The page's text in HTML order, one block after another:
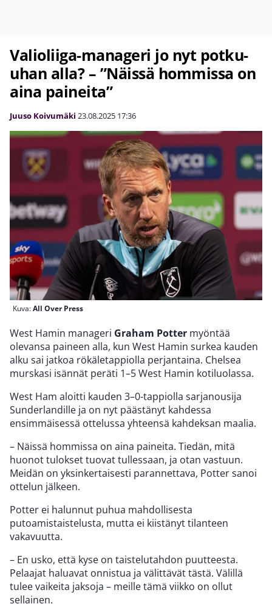
Valioliiga-manageri jo nyt potku-
uhan alla? – ”Näissä hommissa on
aina paineita”
Juuso Koivumäki 23.08.2025 17:36
Kuva:All Over Press
West Hamin manageri Graham Potter myöntää
olevansa paineen alla, kun West Hamin surkea kauden
alku sai jatkoa rökäletappiolla perjantaina. Chelsea
murskasi isännät peräti 1–5 West Hamin kotiluolassa.
West Ham aloitti kauden 3–0-tappiolla sarjanousija
Sunderlandille ja on nyt päästänyt kahdessa
ensimmäisessä ottelussa yhteensä kahdeksan maalia.
– Näissä hommissa on aina paineita. Tiedän, mitä
huonot tulokset tuovat tullessaan, ja otan vastuun.
Meidän on yksinkertaisesti parannettava, Potter sanoi
ottelun jälkeen.
Potter ei halunnut puhua mahdollisesta
putoamistaistelusta, mutta ei kiistänyt tilanteen
vakavuutta.
– En usko, että kyse on taistelutahdon puutteesta.
Pelaajat haluavat onnistua ja välittävät tästä. Välillä
tulee vaikeita jaksoja – meille tämä viikko on ollut
sellainen.